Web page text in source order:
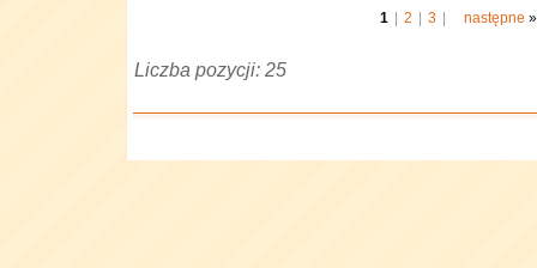
1 2 3 następne »
Liczba pozycji: 25